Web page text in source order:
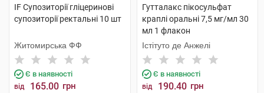
IF Супозиторії гліцеринові
супозиторії ректальні 10 шт
Житомирська ФФ
Є в наявності
від 165.00 грн
Гутталакс пікосульфат
краплі оральні 7,5 мг/мл 30
мл 1 флакон
Істітуто де Анжелі
Є в наявності
від 190.40 грн